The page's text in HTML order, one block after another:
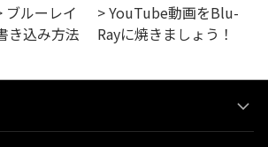
ブルーレイ
き込み方法
> YouTube動画をBlu-
Rayに焼きましょう！